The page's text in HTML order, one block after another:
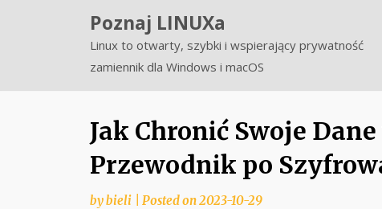
Poznaj LINUXa
Linux to otwarty, szybki i wspierający prywatność
zamiennik dla Windows i macOS
Jak Chronić Swoje
Przewodnik po
bybieli Posted on2023-10-29